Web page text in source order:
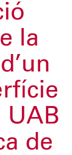
la
UAB
de